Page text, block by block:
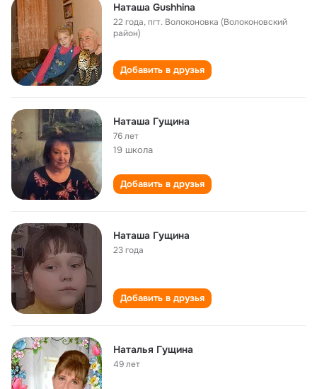
Наташа Gushhina
22 года,пгт. Волоконовка (Волоконовский
район)
Добавить в друзья
Наташа Гущина
76 лет
19 школа
Добавить в друзья
Наташа Гущина
23 года
Добавить в друзья
Наталья Гущина
49 лет